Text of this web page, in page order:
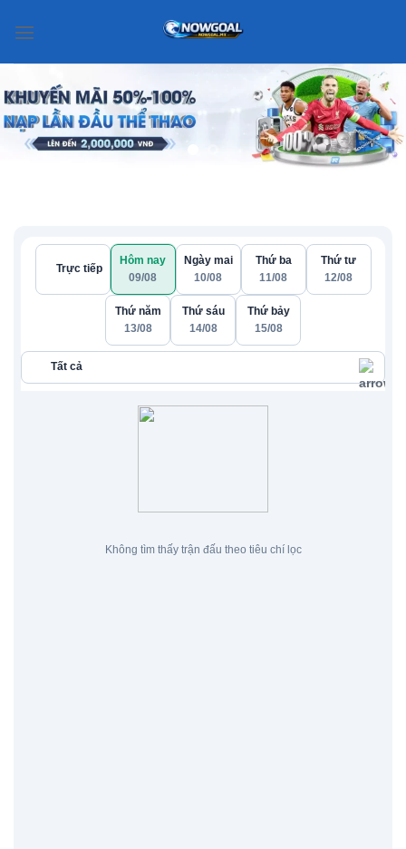
đến
Trực tiếp
Hôm nay
09/08
Ngày mai
10/08
Thứ ba
11/08
Thứ tư
12/08
Thứ năm
13/08
Thứ sáu
14/08
Thứ bảy
15/08
Tất cả
Không tìm thấy trận đấu theo tiêu chí lọc